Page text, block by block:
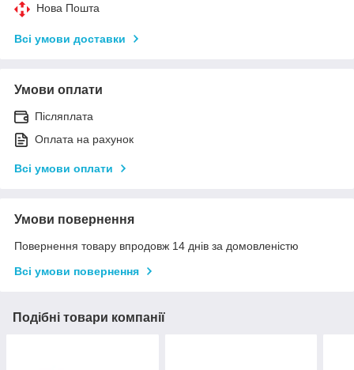
Нова Пошта
Всі умови доставки
Умови оплати
Післяплата
Оплата на рахунок
Всі умови оплати
Умови повернення
Повернення товару впродовж 14 днів за домовленістю
Всі умови повернення
Подібні товари компанії